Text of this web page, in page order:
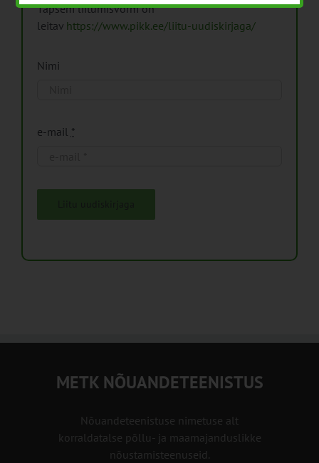
Täpsem liitumisvorm on
leitav https://www.pikk.ee/liitu-uudiskirjaga/
Nimi
e-mail *
METK NÕUANDETEENISTUS
Nõuandeteenistuse nimetuse alt
korraldatalse põllu- ja maamajanduslikke
nõustamisteenuseid.